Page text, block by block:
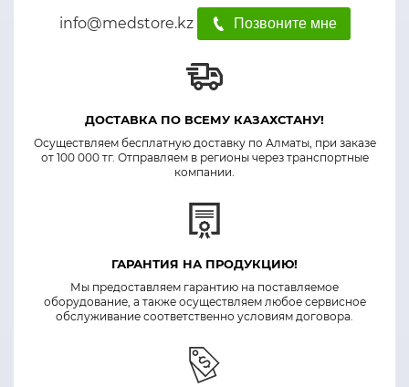
info@medstore.kz Позвоните мне
ДОСТАВКА ПО ВСЕМУ КАЗАХСТАНУ!
Осуществляем бесплатную доставку по Алматы, при заказе
от 100 000 тг. Отправляем в регионы через транспортные
компании.
ГАРАНТИЯ НА ПРОДУКЦИЮ!
Мы предоставляем гарантию на поставляемое
оборудование, а также осуществляем любое сервисное
обслуживание соответственно условиям договора.